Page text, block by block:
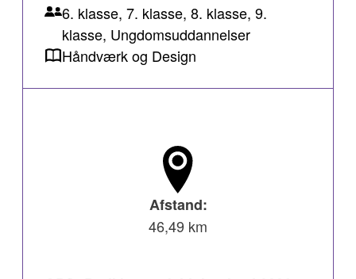
6. klasse, 7. klasse, 8. klasse, 9.
klasse, Ungdomsuddannelser
Håndværk og Design
Afstand:
46,49 km